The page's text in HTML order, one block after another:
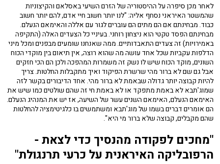
לאחר מכן סיפרה על ההיסטוריה של הזרם השיעי באסלאם והקיצוניות
שהמשטר האיראני נסחף אליה: "לנו יותר חשוב חיי אדם, להם יותר חשוב
כבוד. מבחינתם אם הם מתים הם עוברים לגור עם אללה והאימאם הנעלם.
מבחינתם הפסד טקטי הוא ניצחון רוחני. בעיניי כל הצעדים האלה (התקיפה
באמירויות) זה צעדים התאבדותיים. ממה שאנחנו שומעים מבפנים ומכל מיני
הדלפות עקביות שכל אחד עושה מה שהוא רוצה, אין תיאום בין מוקדי הכוח
השונים, מוקד הכוח שיש לו נשק זה משמרות המהפכה ולכן הם הכי חזקים
אבל גם שם לא ברור מהי שרשרת הפיקוד ואיך מתקבלות החלטות. צריך
להיות קבוצה יותר גדולה שבאמת לא ברור מהי. אחד הדיבורים בקשר לזה
שמוג'תבא לא באמת מתפקד או לא באמת חי זה שהם שולטים כמו שיש את
האימאם הנעלם, האימאם השנים עשר של השיעה, אז יש את המנהיג הנעלם.
הם אומרים דברים בשמו של מוג'תבא ומשתמשים בו כלגיטימציה להחלטות
שהם מקבלים, קבוצה שלא ברור מי היא".
"מחכים לפקודה מהנסיך כדי לצאת -
הרפובליקה האיראנית על כרעי תרנגולת"